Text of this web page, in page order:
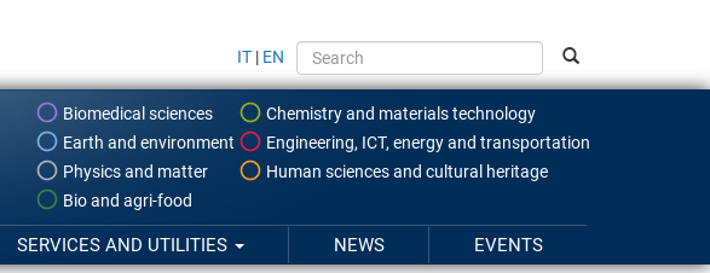
IT | EN
Biomedical sciences
Chemistry and materials technology
Earth and environment
Engineering, ICT, energy and transportation
Physics and matter
Human sciences and cultural heritage
Bio and agri-food
SERVICES AND UTILITIES NEWS EVENTS